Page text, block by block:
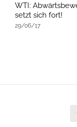
WTI:
setzt sich fort!
29/06/17